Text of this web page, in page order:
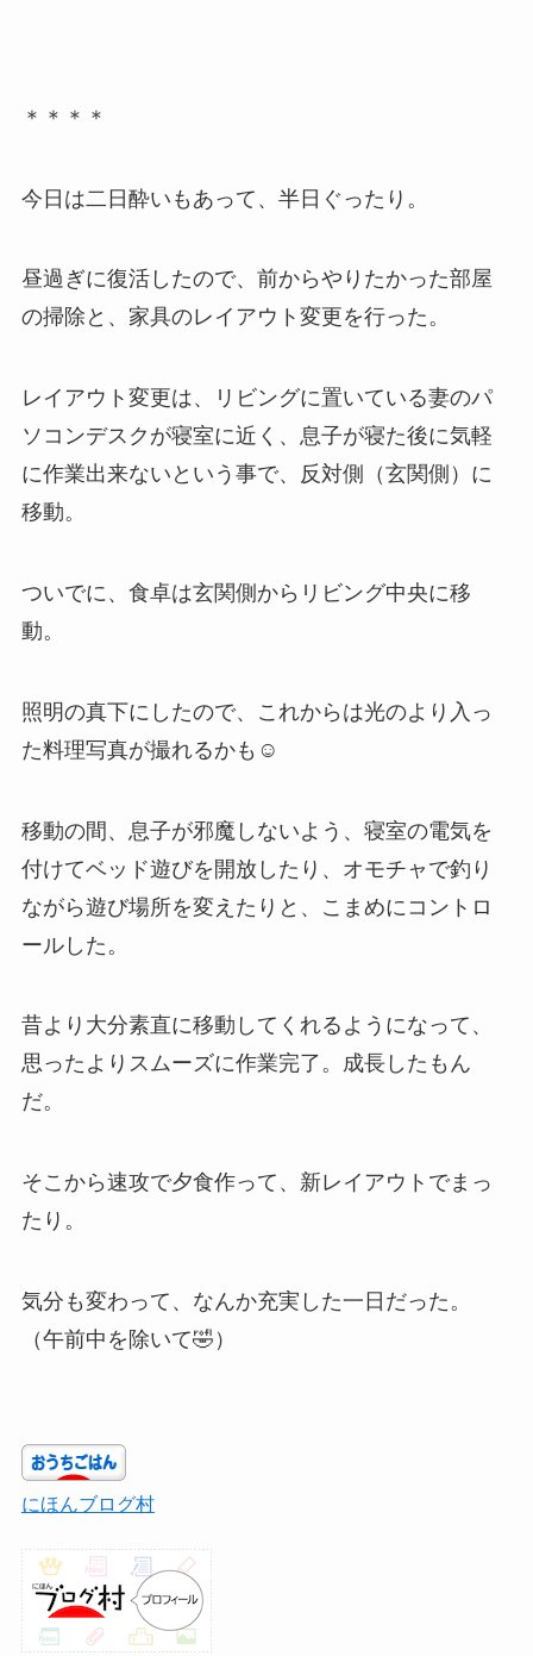
＊＊＊＊
今日は二日酔いもあって、半日ぐったり。
昼過ぎに復活したので、前からやりたかった部屋
の掃除と、家具のレイアウト変更を行った。
レイアウト変更は、リビングに置いている妻のパ
ソコンデスクが寝室に近く、息子が寝た後に気軽
に作業出来ないという事で、反対側（玄関側）に
移動。
ついでに、食卓は玄関側からリビング中央に移
動。
照明の真下にしたので、これからは光のより入っ
た料理写真が撮れるかも☺️
移動の間、息子が邪魔しないよう、寝室の電気を
付けてベッド遊びを開放したり、オモチャで釣り
ながら遊び場所を変えたりと、こまめにコントロ
ールした。
昔より大分素直に移動してくれるようになって、
思ったよりスムーズに作業完了。成長したもん
だ。
そこから速攻で夕食作って、新レイアウトでまっ
たり。
気分も変わって、なんか充実した一日だった。
（午前中を除いて🤣）
にほんブログ村